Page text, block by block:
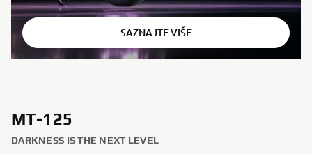
SAZNAJTE VIŠE
MT-125
DARKNESS IS THE NEXT LEVEL